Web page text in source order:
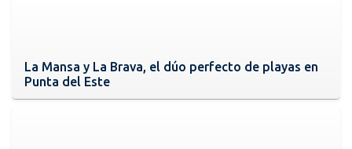
La Mansa y La Brava, el dúo perfecto de playas en
Punta del Este